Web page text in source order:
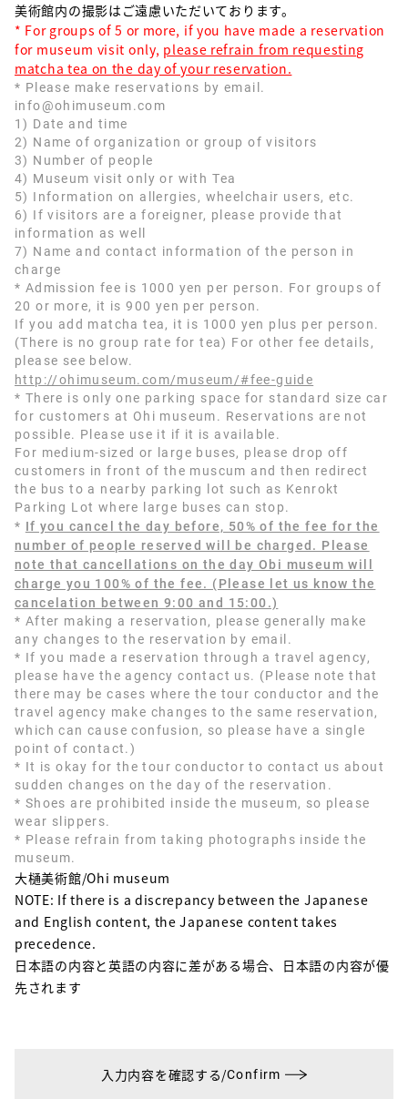
美術館内の撮影はご遠慮いただいております。
* For groups of 5 or more, if you have made a reservation
for museum visit only, please refrain from requesting
matcha tea on the day of your reservation.
* Please make reservations by email.
info@ohimuseum.com
1) Date and time
2) Name of organization or group of visitors
3) Number of people
4) Museum visit only or with Tea
5) Information on allergies, wheelchair users, etc.
6) If visitors are a foreigner, please provide that
information as well
7) Name and contact information of the person in
charge
* Admission fee is 1000 yen per person. For groups of
20 or more, it is 900 yen per person.
If you add matcha tea, it is 1000 yen plus per person.
(There is no group rate for tea) For other fee details,
please see below.
http://ohimuseum.com/museum/#fee-guide
* There is only one parking space for standard size car
for customers at Ohi museum. Reservations are not
possible. Please use it if it is available.
For medium-sized or large buses, please drop off
customers in front of the muscum and then redirect
the bus to a nearby parking lot such as Kenrokt
Parking Lot where large buses can stop.
* If you cancel the day before, 50% of the fee for the
number of people reserved will be charged. Please
note that cancellations on the day Obi museum will
charge you 100% of the fee. (Please let us know the
cancelation between 9:00 and 15:00.)
* After making a reservation, please generally make
any changes to the reservation by email.
* If you made a reservation through a travel agency,
please have the agency contact us. (Please note that
there may be cases where the tour conductor and the
travel agency make changes to the same reservation,
which can cause confusion, so please have a single
point of contact.)
* It is okay for the tour conductor to contact us about
sudden changes on the day of the reservation.
* Shoes are prohibited inside the museum, so please
wear slippers.
* Please refrain from taking photographs inside the
museum.
大樋美術館/Ohi museum
NOTE: If there is a discrepancy between the Japanese
and English content, the Japanese content takes
precedence.
日本語の内容と英語の内容に差がある場合、日本語の内容が優
先されます
入力内容を確認する/Confirm